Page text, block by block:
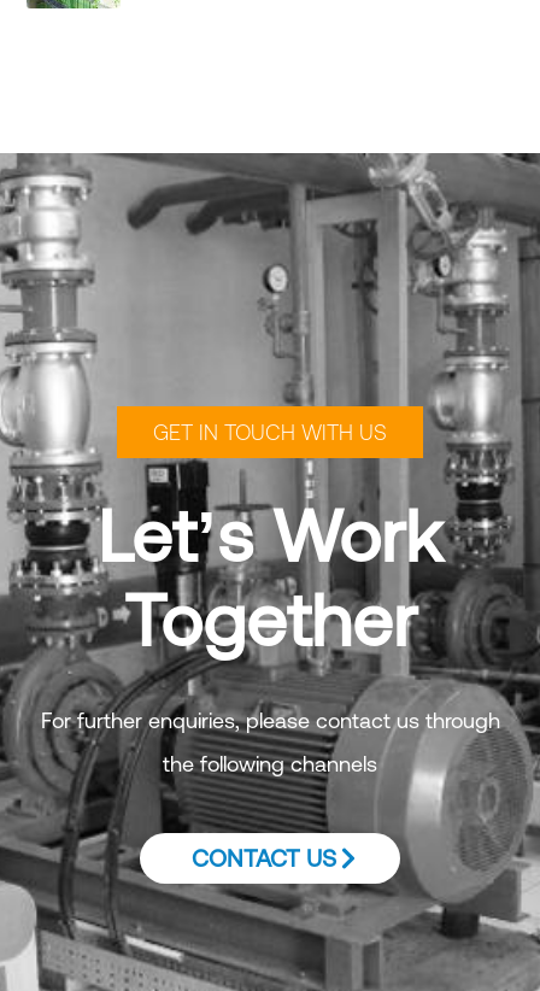
GET IN TOUCH WITH US
Let’s Work
Together
For further enquiries, please contact us through
the following channels
CONTACT US